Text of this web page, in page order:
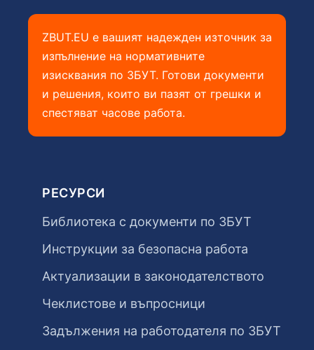
ZBUT.EU е вашият надежден източник за
изпълнение на нормативните
изисквания по ЗБУТ. Готови документи
и решения, които ви пазят от грешки и
спестяват часове работа.
РЕСУРСИ
Библиотека с документи по ЗБУТ
Инструкции за безопасна работа
Актуализации в законодателството
Чеклистове и въпросници
Задължения на работодателя по ЗБУТ